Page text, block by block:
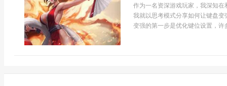
作为一名资深游戏玩家，我深知
我就以思考模式分享如何让键盘
变强的第一步是优化键位设置，